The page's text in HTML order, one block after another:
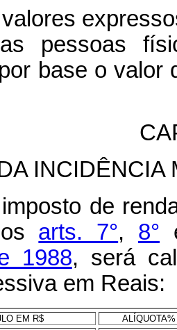
pessoas
base o valor
INCIDÊNCIA
de
arts. 7°, 8°
1988, será
em Reais:
EM R$
ALÍQUOTA%